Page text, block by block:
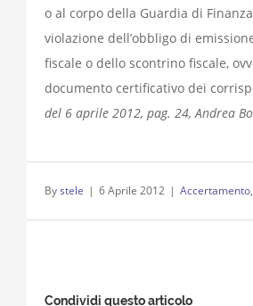
o al corpo della Guardia di
violazione dell’obbligo di
fiscale o dello scontrino fiscale,
documento certificativo dei
del 6 aprile 2012, pag. 24, Andrea
Bystele | 6 Aprile 2012 | Accertamento,
Condividi questo articolo